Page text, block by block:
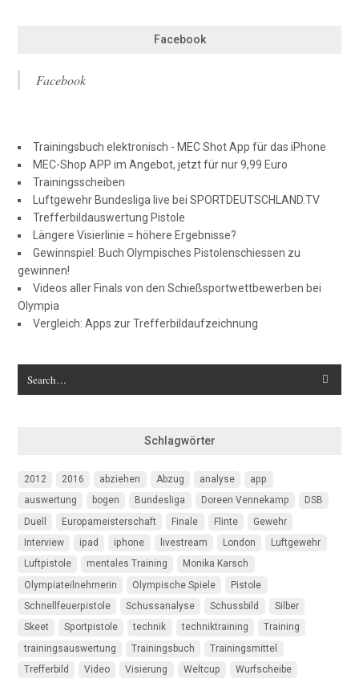
Facebook
Facebook
Trainingsbuch elektronisch - MEC Shot App für das iPhone
MEC-Shop APP im Angebot, jetzt für nur 9,99 Euro
Trainingsscheiben
Luftgewehr Bundesliga live bei SPORTDEUTSCHLAND.TV
Trefferbildauswertung Pistole
Längere Visierlinie = höhere Ergebnisse?
Gewinnspiel: Buch Olympisches Pistolenschiessen zu
gewinnen!
Videos aller Finals von den Schießsportwettbewerben bei
Olympia
Vergleich: Apps zur Trefferbildaufzeichnung
Schlagwörter
2012 2016 abziehen Abzug analyse
app
auswertung
bogen Bundesliga Doreen Vennekamp
DSB
Duell
Europameisterschaft Finale Flinte
Gewehr
Interview
ipad iphone livestream London
Luftgewehr
Luftpistole
mentales Training
Monika Karsch
Olympiateilnehmerin
Olympische Spiele
Pistole
Schnellfeuerpistole
Schussanalyse Schussbild
Silber
Skeet
Sportpistole technik techniktraining
Training
trainingsauswertung
Trainingsbuch
Trainingsmittel
Trefferbild
Video Visierung Weltcup Wurfscheibe